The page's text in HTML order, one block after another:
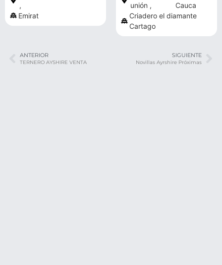
,
Emirat
unión ,
Cauca
Criadero el diamante
Cartago
ANTERIOR
TERNERO AYSHIRE VENTA
SIGUIENTE
Novillas Ayrshire Próximas